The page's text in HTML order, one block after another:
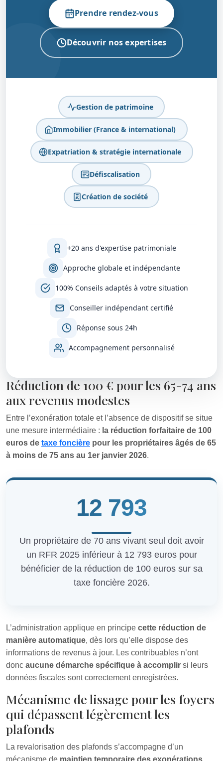
Prendre rendez-vous
Découvrir nos expertises
Gestion de patrimoine
Immobilier (France & international)
Expatriation & stratégie internationale
Défiscalisation
Création de société
+20 ans d'expertise patrimoniale
Approche globale et indépendante
100% Conseils adaptés à votre situation
Conseiller indépendant certifié
Réponse sous 24h
Accompagnement personnalisé
Réduction de 100 € pour les 65-74 ans
aux revenus modestes
Entre l’exonération totale et l’absence de dispositif se situe
une mesure intermédiaire : la réduction forfaitaire de 100
euros de taxe foncière pour les propriétaires âgés de 65
à moins de 75 ans au 1er janvier 2026.
12 793
Un propriétaire de 70 ans vivant seul doit avoir
un RFR 2025 inférieur à 12 793 euros pour
bénéficier de la réduction de 100 euros sur sa
taxe foncière 2026.
L’administration applique en principe cette réduction de
manière automatique, dès lors qu’elle dispose des
informations de revenus à jour. Les contribuables n’ont
donc aucune démarche spécifique à accomplir si leurs
données fiscales sont correctement enregistrées.
Mécanisme de lissage pour les foyers
qui dépassent légèrement les
plafonds
La revalorisation des plafonds s’accompagne d’un
mécanisme de maintien temporaire des exonérations